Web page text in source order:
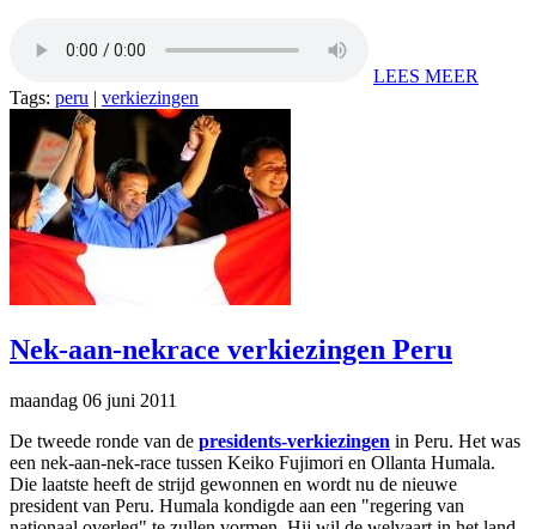
LEES MEER
Tags: peru | verkiezingen
Nek-aan-nekrace verkiezingen Peru
maandag 06 juni 2011
De tweede ronde van de presidents-verkiezingen in Peru. Het was
een nek-aan-nek-race tussen Keiko Fujimori en Ollanta Humala.
Die laatste heeft de strijd gewonnen en wordt nu de nieuwe
president van Peru. Humala kondigde aan een "regering van